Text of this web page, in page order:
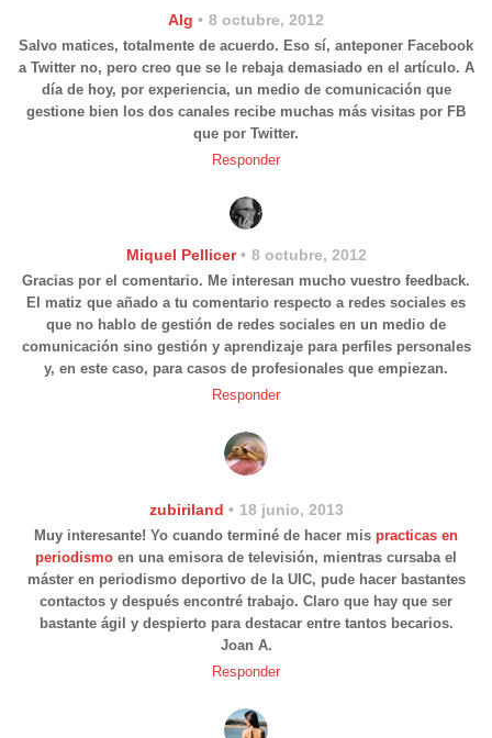
Alg 8 octubre, 2012
Salvo matices, totalmente de acuerdo. Eso sí, anteponer Facebook
a Twitter no, pero creo que se le rebaja demasiado en el artículo. A
día de hoy, por experiencia, un medio de comunicación que
gestione bien los dos canales recibe muchas más visitas por FB
que por Twitter.
Responder
Miquel Pellicer 8 octubre, 2012
Gracias por el comentario. Me interesan mucho vuestro feedback.
El matiz que añado a tu comentario respecto a redes sociales es
que no hablo de gestión de redes sociales en un medio de
comunicación sino gestión y aprendizaje para perfiles personales
y, en este caso, para casos de profesionales que empiezan.
Responder
zubiriland 18 junio, 2013
Muy interesante! Yo cuando terminé de hacer mis practicas en
periodismo en una emisora de televisión, mientras cursaba el
máster en periodismo deportivo de la UIC, pude hacer bastantes
contactos y después encontré trabajo. Claro que hay que ser
bastante ágil y despierto para destacar entre tantos becarios.
Joan A.
Responder